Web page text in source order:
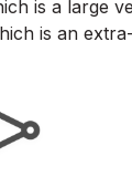
is a large
is an